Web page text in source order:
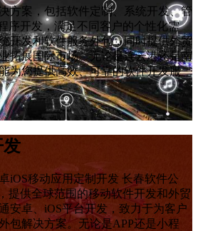
方案，包括软件定制、系统开发、管
序开发，满足不同客户的个性化需
开发和软件服务外包，同时提供外贸
拓展国际市场。无论是连云港还是南
为您提供高效、可靠的软件开发服
发
iOS移动应用定制开发 长春软件公
提供全球范围的移动软件开发和外贸
安卓、iOS平台开发，致力于为客户
包解决方案。无论是APP还是小程